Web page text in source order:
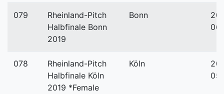
079
Rheinland-Pitch
Halbfinale Bonn
2019
Bonn
078
Rheinland-Pitch
Halbfinale Köln
2019 *Female
Köln